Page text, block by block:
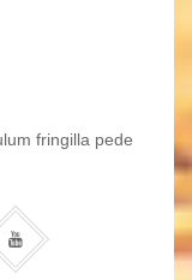
fringilla pede